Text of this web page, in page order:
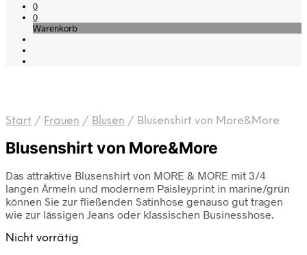
0
0
Warenkorb
Start / Frauen / Blusen / Blusenshirt von More&More
Blusenshirt von More&More
Das attraktive Blusenshirt von MORE & MORE mit 3/4
langen Ärmeln und modernem Paisleyprint in marine/grün
können Sie zur fließenden Satinhose genauso gut tragen
wie zur lässigen Jeans oder klassischen Businesshose.
Nicht vorrätig